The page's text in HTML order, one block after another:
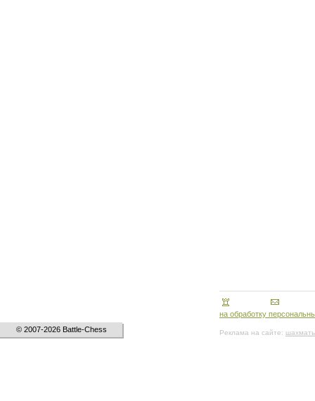
© 2007-2026 Battle-Chess
на обработку
Реклама на сайте: